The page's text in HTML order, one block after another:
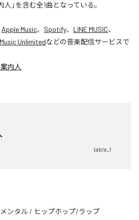
」を含む全1曲となっている。
Apple Music、 Spotify、 LINE MUSIC、
Unlimitedなどの音楽配信サービスで
内人
table_1
ンタル / ヒップホップ/ラップ